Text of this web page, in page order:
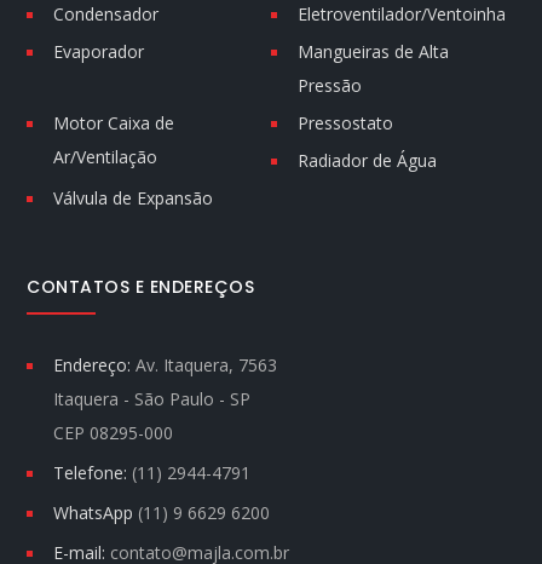
Condensador
Eletroventilador/Ventoinha
Evaporador
Mangueiras de Alta
Pressão
Motor Caixa de
Ar/Ventilação
Pressostato
Radiador de Água
Válvula de Expansão
CONTATOS E ENDEREÇOS
Endereço: Av. Itaquera, 7563
Itaquera - São Paulo - SP
CEP 08295-000
Telefone: (11) 2944-4791
WhatsApp (11) 9 6629 6200
E-mail: contato@majla.com.br